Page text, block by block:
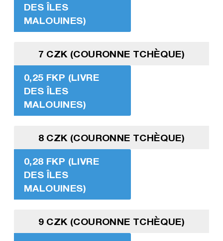
DES ÎLES
MALOUINES)
7 CZK (COURONNE TCHÈQUE)
0,25 FKP (LIVRE
DES ÎLES
MALOUINES)
8 CZK (COURONNE TCHÈQUE)
0,28 FKP (LIVRE
DES ÎLES
MALOUINES)
9 CZK (COURONNE TCHÈQUE)